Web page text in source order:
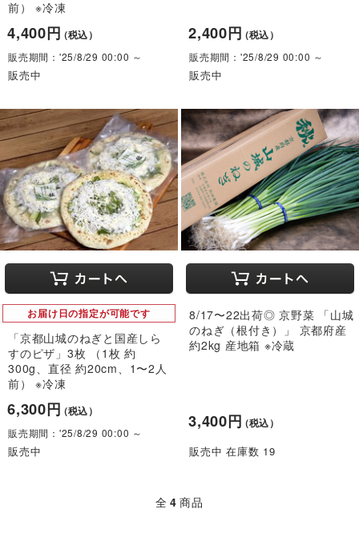
前） ※冷凍
4,400円（税込）
販売期間：'25/8/29 00:00 ～
販売中
2,400円（税込）
販売期間：'25/8/29 00:00 ～
販売中
お届け日の指定が可能です
「京都山城のねぎと国産しら
すのピザ」3枚 （1枚 約
300g、直径 約20cm、1〜2人
前） ※冷凍
6,300円（税込）
販売期間：'25/8/29 00:00 ～
販売中
8/17〜22出荷◎ 京野菜 「山城
のねぎ（根付き）」 京都府産
約2kg 産地箱 ※冷蔵
3,400円（税込）
販売中 在庫数 19
全 4 商品